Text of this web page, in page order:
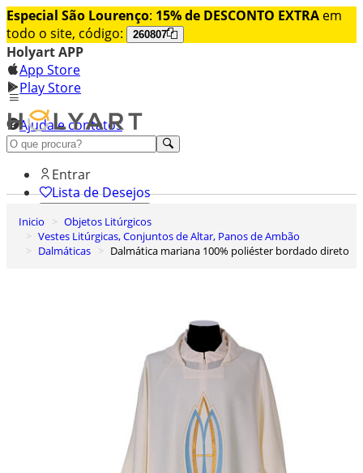
Especial São Lourenço: 15% de DESCONTO EXTRA em
todo o site, código:
260807
Holyart APP
App Store
Play Store
Ajuda e contatos
Conheça premium
Entrar
Lista de Desejos
0
Carrinho de Compras
Inicio
Objetos Litúrgicos
Vestes Litúrgicas, Conjuntos de Altar, Panos de Ambão
Dalmáticas
Dalmática mariana 100% poliéster bordado direto